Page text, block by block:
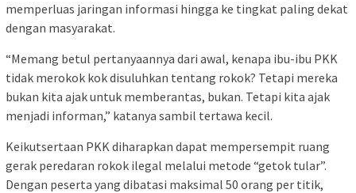
memperluas jaringan informasi hingga ke tingkat paling dekat
dengan masyarakat.
“Memang betul pertanyaannya dari awal, kenapa ibu-ibu PKK
tidak merokok kok disuluhkan tentang rokok? Tetapi mereka
bukan kita ajak untuk memberantas, bukan. Tetapi kita ajak
menjadi informan,” katanya sambil tertawa kecil.
Keikutsertaan PKK diharapkan dapat mempersempit ruang
gerak peredaran rokok ilegal melalui metode “getok tular”.
Dengan peserta yang dibatasi maksimal 50 orang per titik,